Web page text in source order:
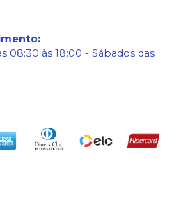
:
08:30 às 18:00 - Sábados das